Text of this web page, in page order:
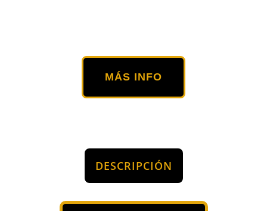
MÁS INFO
DESCRIPCIÓN